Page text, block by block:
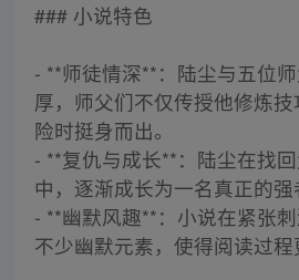
### 小说特色
- **师徒情深**：陆尘与五位
厚，师父们不仅传授他修炼
险时挺身而出。
- **复仇与成长**：陆尘在找
中，逐渐成长为一名真正的强
- **幽默风趣**：小说在紧张
不少幽默元素，使得阅读过程